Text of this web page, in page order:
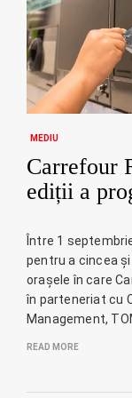
MEDIU
Carrefour
ediții a
Între 1
pentru a cincea
orașele în care
în parteneriat cu
Management,
READ MORE